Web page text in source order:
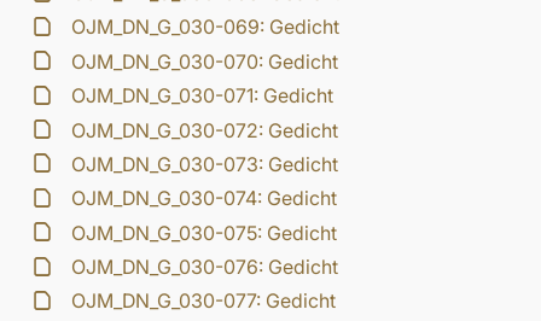
OJM_DN_G_030-069: Gedicht
OJM_DN_G_030-070: Gedicht
OJM_DN_G_030-071: Gedicht
OJM_DN_G_030-072: Gedicht
OJM_DN_G_030-073: Gedicht
OJM_DN_G_030-074: Gedicht
OJM_DN_G_030-075: Gedicht
OJM_DN_G_030-076: Gedicht
OJM_DN_G_030-077: Gedicht